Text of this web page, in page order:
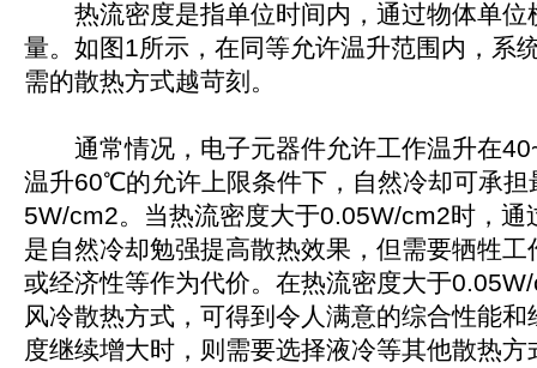
热流密度是指单位时间内，通过物体单位
量。如图1所示，在同等允许温升范围内，系
需的散热方式越苛刻。
通常情况，电子元器件允许工作温升在
温升60℃的允许上限条件下，自然冷却可承担
5W/cm2。当热流密度大于0.05W/cm2时，通
是自然冷却勉强提高散热效果，但需要牺牲
或经济性等作为代价。在热流密度大于
风冷散热方式，可得到令人满意的综合性能
度继续增大时，则需要选择液冷等其他散热